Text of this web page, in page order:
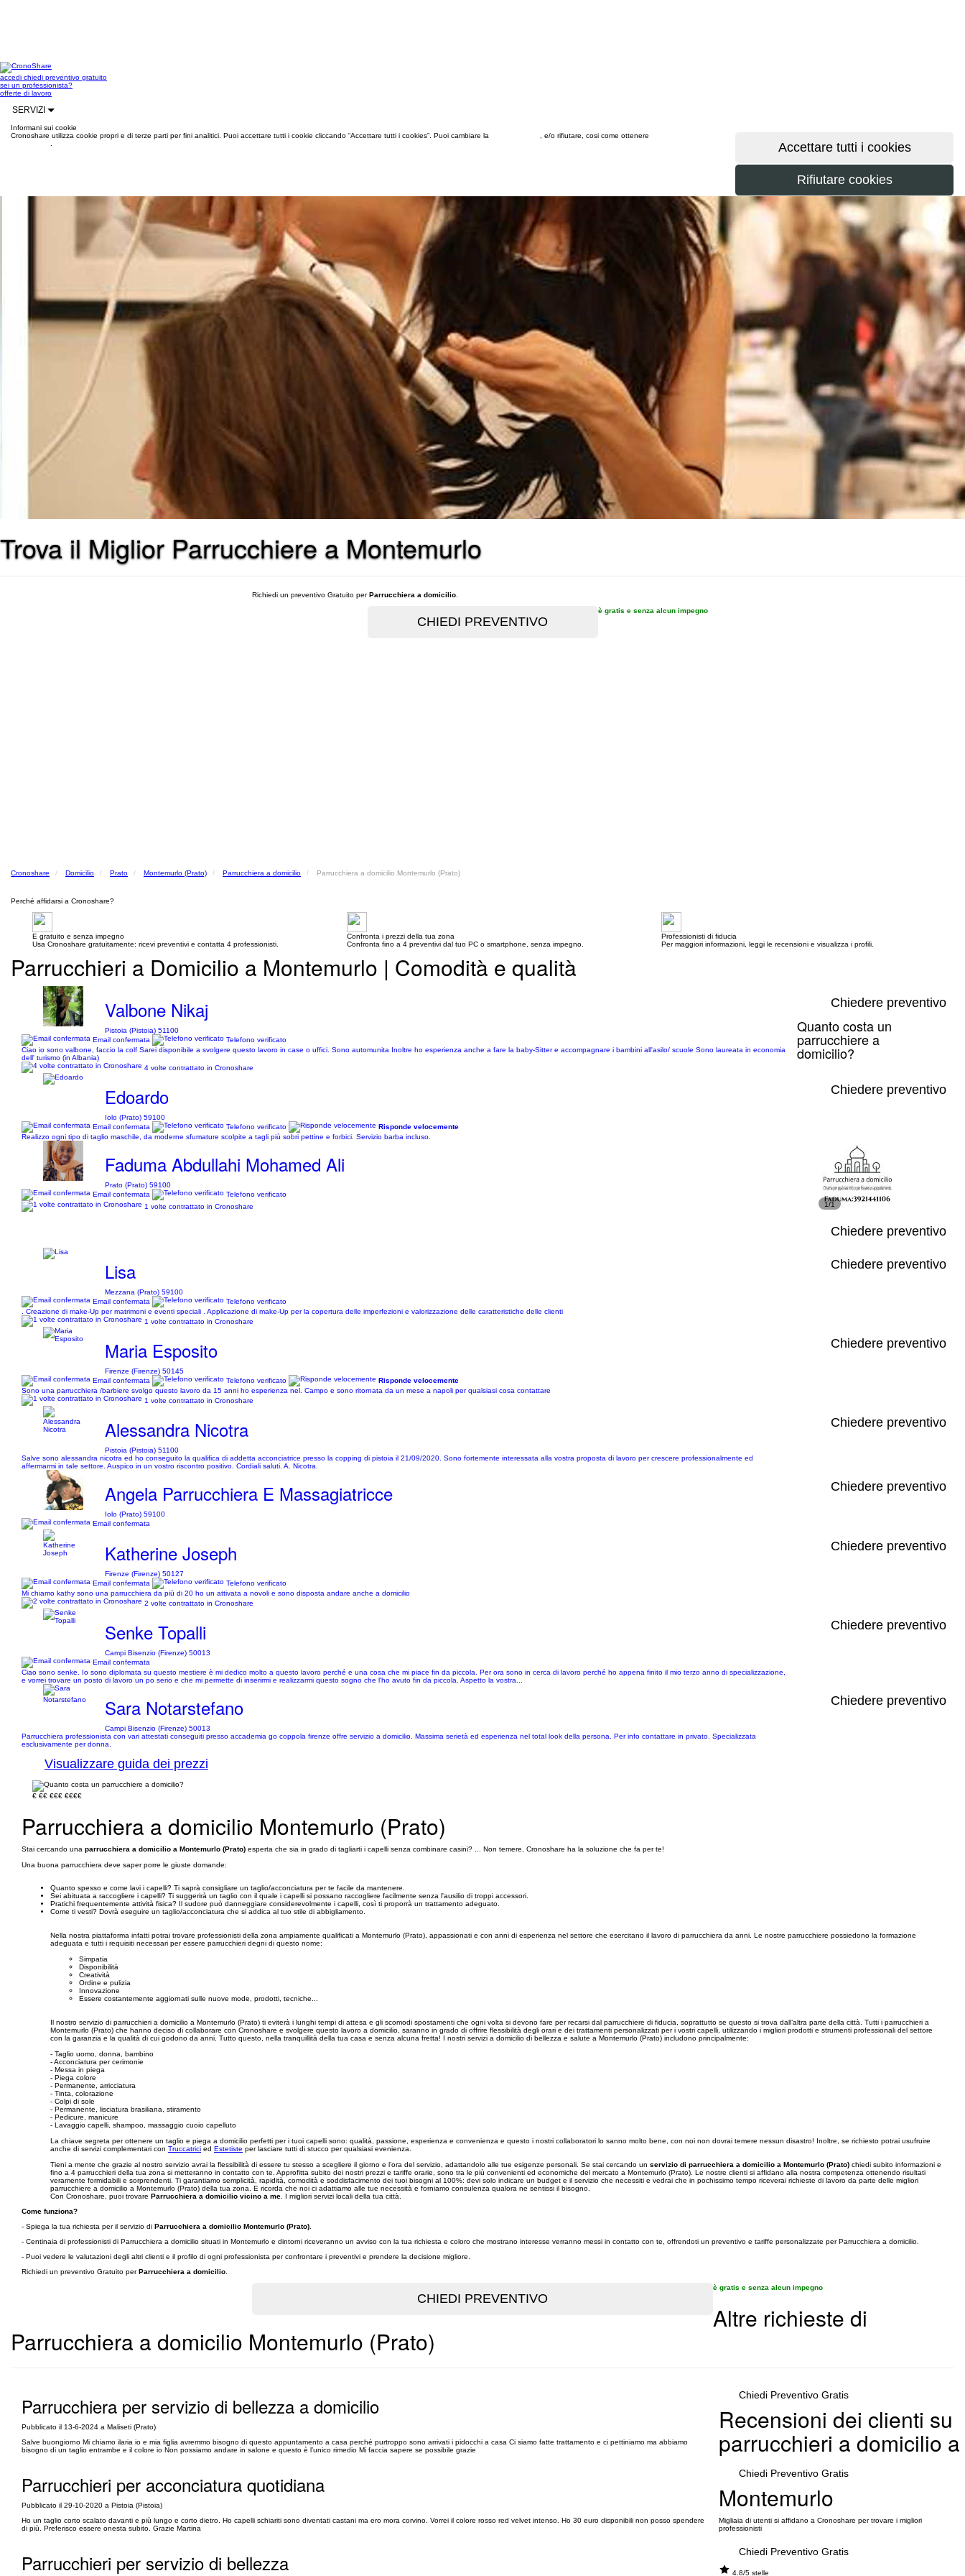
accedi chiedi preventivo gratuito
sei un professionista?
offerte di lavoro
SERVIZI
Informani sui cookie
Cronoshare utilizza cookie propri e di terze parti per fini analitici. Puoi accettare tutti i cookie cliccando “Accettare tutti i cookies”. Puoi cambiare la
, e/o rifiutare, cosi come ottenere
Trova il Miglior Parrucchiere a Montemurlo
Richiedi un preventivo Gratuito perParrucchiera a domicilio
è gratis e senza alcun impegno
Cronoshare Domicilio Prato Montemurlo (Prato) Parrucchiera a domicilio Parrucchiera a domicilio Montemurlo (Prato)
Perché affidarsi a Cronoshare?
E gratuito e senza impegno
Usa Cronoshare gratuitamente: ricevi preventivi e contatta 4 professionisti.
Confronta i prezzi della tua zona
Confronta fino a 4 preventivi dal tuo PC o smartphone, senza impegno.
Professionisti di fiducia
Per maggiori informazioni, leggi le recensioni e visualizza i profili.
Parrucchieri a Domicilio a Montemurlo | Comodità e qualità
Valbone Nikaj
Pistoia (Pistoia) 51100
Email confermata
Telefono verificato
Ciao io sono valbone, faccio la colf Sarei disponibile a svolgere questo lavoro in case o uffici. Sono automunita Inoltre ho esperienza anche a fare la baby-Sitter e accompagnare i bambini all'asilo/ scuole Sono laureata in economia
dell' turismo (in Albania)
4 volte contrattato in Cronoshare
Chiedere preventivo
Edoardo
Iolo (Prato) 59100
Email confermata
Telefono verificato
Risponde velocemente
Realizzo ogni tipo di taglio maschile, da moderne sfumature scolpite a tagli più sobri pettine e forbici. Servizio barba incluso.
Chiedere preventivo
Faduma Abdullahi Mohamed Ali
Prato (Prato) 59100
Email confermata
Telefono verificato
1 volte contrattato in Cronoshare
1/1
Chiedere preventivo
Lisa
Mezzana (Prato) 59100
Email confermata
Telefono verificato
. Creazione di make-Up per matrimoni e eventi speciali . Applicazione di make-Up per la copertura delle imperfezioni e valorizzazione delle caratteristiche delle clienti
1 volte contrattato in Cronoshare
Chiedere preventivo
Maria Esposito
Firenze (Firenze) 50145
Email confermata
Telefono verificato
Risponde velocemente
Sono una parrucchiera /barbiere svolgo questo lavoro da 15 anni ho esperienza nel. Campo e sono ritornata da un mese a napoli per qualsiasi cosa contattare
1 volte contrattato in Cronoshare
Chiedere preventivo
Alessandra Nicotra
Pistoia (Pistoia) 51100
Salve sono alessandra nicotra ed ho conseguito la qualifica di addetta acconciatrice presso la copping di pistoia il 21/09/2020. Sono fortemente interessata alla vostra proposta di lavoro per crescere professionalmente ed
affermarmi in tale settore. Auspico in un vostro riscontro positivo. Cordiali saluti. A. Nicotra.
Chiedere preventivo
Angela Parrucchiera E Massagiatricce
Iolo (Prato) 59100
Email confermata
Chiedere preventivo
Katherine Joseph
Firenze (Firenze) 50127
Email confermata
Telefono verificato
Mi chiamo kathy sono una parrucchiera da più di 20 ho un attivata a novoli e sono disposta andare anche a domicilio
2 volte contrattato in Cronoshare
Chiedere preventivo
Senke Topalli
Campi Bisenzio (Firenze) 50013
Email confermata
Ciao sono senke. Io sono diplomata su questo mestiere è mi dedico molto a questo lavoro perché e una cosa che mi piace fin da piccola. Per ora sono in cerca di lavoro perché ho appena finito il mio terzo anno di specializzazione,
e vorrei trovare un posto di lavoro un po serio e che mi permette di inserirmi e realizzarmi questo sogno che l'ho avuto fin da piccola. Aspetto la vostra...
Chiedere preventivo
Sara Notarstefano
Campi Bisenzio (Firenze) 50013
Parrucchiera professionista con vari attestati conseguiti presso accademia go coppola firenze offre servizio a domicilio. Massima serietà ed esperienza nel total look della persona. Per info contattare in privato. Specializzata
esclusivamente per donna.
Chiedere preventivo
Quanto costa un
parrucchiere a
domicilio?
Visualizzare guida dei prezzi
€ €€ €€€ €€€€
Parrucchiera a domicilio Montemurlo (Prato)
Stai cercando una parrucchiera a domicilio a Montemurlo (Prato) esperta che sia in grado di tagliarti i capelli senza combinare casini? ... Non temere, Cronoshare ha la soluzione che fa per te!
Una buona parrucchiera deve saper porre le giuste domande:
Quanto spesso e come lavi i capelli? Ti saprà consigliare un taglio/acconciatura per te facile da mantenere.
Sei abituata a raccogliere i capelli? Ti suggerirà un taglio con il quale i capelli si possano raccogliere facilmente senza l'ausilio di troppi accessori.
Pratichi frequentemente attività fisica? Il sudore può danneggiare considerevolmente i capelli, così ti proporrà un trattamento adeguato.
Come ti vesti? Dovrà eseguire un taglio/acconciatura che si addica al tuo stile di abbigliamento.
Nella nostra piattaforma infatti potrai trovare professionisti della zona ampiamente qualificati a Montemurlo (Prato), appassionati e con anni di esperienza nel settore che esercitano il lavoro di parrucchiera da anni. Le nostre parrucchiere possiedono la formazione
adeguata e tutti i requisiti necessari per essere parrucchieri degni di questo nome:
Simpatia
Disponibilità
Creatività
Ordine e pulizia
Innovazione
Essere costantemente aggiornati sulle nuove mode, prodotti, tecniche...
Il nostro servizio di parrucchieri a domicilio a Montemurlo (Prato) ti eviterà i lunghi tempi di attesa e gli scomodi spostamenti che ogni volta si devono fare per recarsi dal parrucchiere di fiducia, soprattutto se questo si trova dall’altra parte della città. Tutti i parrucchieri a
Montemurlo (Prato) che hanno deciso di collaborare con Cronoshare e svolgere questo lavoro a domicilio, saranno in grado di offrire flessibilità degli orari e dei trattamenti personalizzati per i vostri capelli, utilizzando i migliori prodotti e strumenti professionali del settore
con la garanzia e la qualità di cui godono da anni. Tutto questo, nella tranquillità della tua casa e senza alcuna fretta! I nostri servizi a domicilio di bellezza e salute a Montemurlo (Prato) includono principalmente:
- Taglio uomo, donna, bambino
- Acconciatura per cerimonie
- Messa in piega
- Piega colore
- Permanente, arricciatura
- Tinta, colorazione
- Colpi di sole
- Permanente, lisciatura brasiliana, stiramento
- Pedicure, manicure
- Lavaggio capelli, shampoo, massaggio cuoio capelluto
La chiave segreta per ottenere un taglio e piega a domicilio perfetti per i tuoi capelli sono: qualità, passione, esperienza e convenienza e questo i nostri collaboratori lo sanno molto bene, con noi non dovrai temere nessun disastro! Inoltre, se richiesto potrai usufruire
anche di servizi complementari con Truccatrici ed Estetiste per lasciare tutti di stucco per qualsiasi evenienza.
Tieni a mente che grazie al nostro servizio avrai la flessibilità di essere tu stesso a scegliere il giorno e l’ora del servizio, adattandolo alle tue esigenze personali. Se stai cercando un servizio di parrucchiera a domicilio a Montemurlo (Prato) chiedi subito informazioni e
fino a 4 parrucchieri della tua zona si metteranno in contatto con te. Approfitta subito dei nostri prezzi e tariffe orarie, sono tra le più convenienti ed economiche del mercato a Montemurlo (Prato). Le nostre clienti si affidano alla nostra competenza ottenendo risultati
veramente formidabili e sorprendenti. Ti garantiamo semplicità, rapidità, comodità e soddisfacimento dei tuoi bisogni al 100%: devi solo indicare un budget e il servizio che necessiti e vedrai che in pochissimo tempo riceverai richieste di lavoro da parte delle migliori
parrucchiere a domicilio a Montemurlo (Prato) della tua zona. E ricorda che noi ci adattiamo alle tue necessità e forniamo consulenza qualora ne sentissi il bisogno.
Con Cronoshare, puoi trovare Parrucchiera a domicilio vicino a me . I migliori servizi locali della tua città.
Come funziona?
- Spiega la tua richiesta per il servizio di Parrucchiera a domicilio Montemurlo (Prato)
- Centinaia di professionisti di Parrucchiera a domicilio situati in Montemurlo e dintorni riceveranno un avviso con la tua richiesta e coloro che mostrano interesse verranno messi in contatto con te, offrendoti un preventivo e tariffe personalizzate per Parrucchiera a domicilio.
- Puoi vedere le valutazioni degli altri clienti e il profilo di ogni professionista per confrontare i preventivi e prendere la decisione migliore.
Richiedi un preventivo Gratuito perParrucchiera a domicilio
è gratis e senza alcun impegno
Altre richieste di
Parrucchiera a domicilio Montemurlo (Prato)
Parrucchiera per servizio di bellezza a domicilio
Pubblicato il 13-6-2024 a Maliseti (Prato)
Salve buongiorno Mi chiamo ilaria io e mia figlia avremmo bisogno di questo appuntamento a casa perché purtroppo sono arrivati i pidocchi a casa Ci siamo fatte trattamento e ci pettiniamo ma abbiamo
bisogno di un taglio entrambe e il colore io Non possiamo andare in salone e questo è l’unico rimedio Mi faccia sapere se possibile grazie
Chiedi Preventivo Gratis
Parrucchieri per acconciatura quotidiana
Pubblicato il 29-10-2020 a Pistoia (Pistoia)
Ho un taglio corto scalato davanti e più lungo e corto dietro. Ho capelli schiariti sono diventati castani ma ero mora corvino. Vorrei il colore rosso red velvet intenso. Ho 30 euro disponibili non posso spendere
di più. Preferisco essere onesta subito. Grazie Martina
Chiedi Preventivo Gratis
Parrucchieri per servizio di bellezza Chiedi Preventivo Gratis
Recensioni dei clienti su
parrucchieri a domicilio a
Montemurlo
Migliaia di utenti si affidano a Cronoshare per trovare i migliori
professionisti
4.8/5 stelle